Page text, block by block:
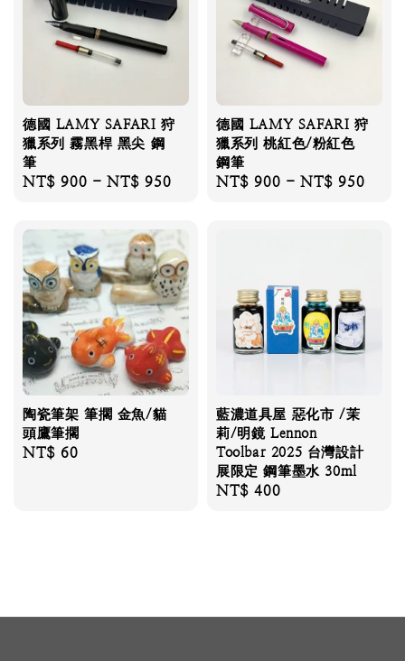
德國 LAMY SAFARI 狩
獵系列 霧黑桿 黑尖 鋼
筆
Regular
NT$ 900 -NT$ 950
德國 LAMY SAFARI 狩
獵系列 桃紅色/粉紅色
鋼筆
Regular
NT$ 900 -NT$ 950
陶瓷筆架 筆擱 金魚/貓
頭鷹筆擱
Regular
NT$ 60
藍濃道具屋 惡化市 /茉
莉/明鏡 Lennon
Toolbar 2025 台灣設計
展限定 鋼筆墨水 30ml
Regular
NT$ 400